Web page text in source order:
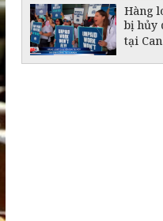
Hàng
bị hủy
tại